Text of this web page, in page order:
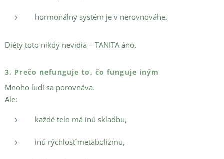
hormonálny systém je v nerovnováhe.
Diéty toto nikdy nevidia – TANITA áno.
3. Prečo nefunguje to, čo funguje iným
Mnoho ľudí sa porovnáva.
Ale:
každé telo má inú skladbu,
inú rýchlosť metabolizmu,